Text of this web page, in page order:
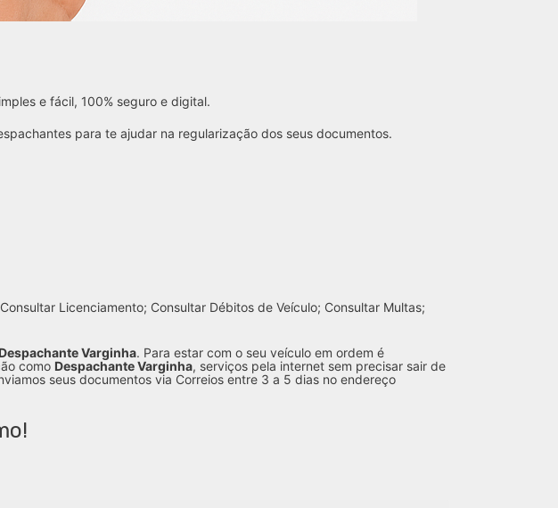
e fácil, 100% seguro e digital.
para te ajudar na regularização dos seus documentos.
Licenciamento; Consultar Débitos de Veículo; Consultar Multas;
Despachante Varginha. Para estar com o seu veículo em ordem é
como Despachante Varginha, serviços pela internet sem precisar sair de
seus documentos via Correios entre 3 a 5 dias no endereço